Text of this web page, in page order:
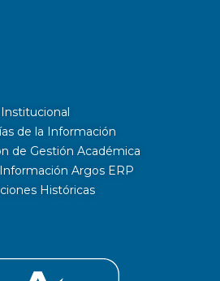
de la Información
de Gestión Académica
Argos ERP
Históricas